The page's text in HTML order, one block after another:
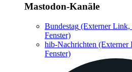
Mastodon-Kanäle
Bundestag (Externer Link,
Fenster)
hib-Nachrichten (Externer
Fenster)